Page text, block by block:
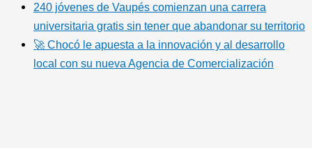
240 jóvenes de Vaupés comienzan una carrera
universitaria gratis sin tener que abandonar su territorio
🚀 Chocó le apuesta a la innovación y al desarrollo
local con su nueva Agencia de Comercialización